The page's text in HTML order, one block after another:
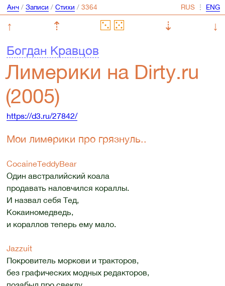
Анч/ Записи / Стихи / ⋮
↑ ⇡ ⇣
↓
Богдан Кравцов
Лимерики на Dirty.ru
(2005)
https://d3.ru/27842/
Мои лимерики про грязнуль..
CocaineTeddyBear
Один австралийский коала
продавать наловчился кораллы.
И назвал себя Тед,
Кокаиномедведь,
и кораллов теперь ему мало.
Jazzuit
Покровитель моркови и тракторов,
без графических модных редакторов,